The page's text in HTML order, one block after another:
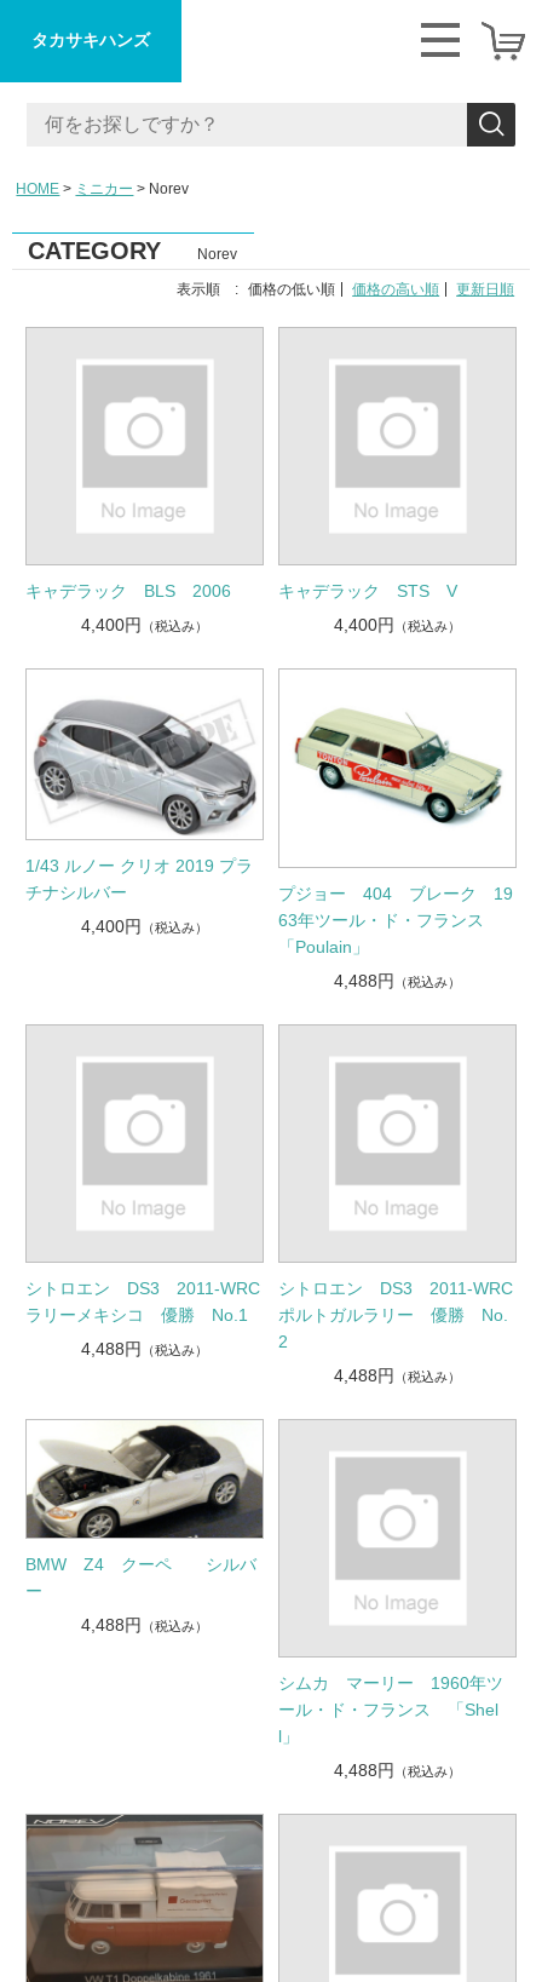
タカサキハンズ
HOME ミニカー Norev
CATEGORY Norev
表示順 : 価格の低い順 価格の高い順 更新日順
キャデラック BLS 2006
4,400円
（税込み）
キャデラック STS V
4,400円
（税込み）
1/43 ルノー クリオ 2019 プラ
チナシルバー
4,400円
（税込み）
プジョー 404 ブレーク 19
63年ツール・ド・フランス
「Poulain」
4,488円
（税込み）
シトロエン DS3 2011-WRC
ラリーメキシコ 優勝 No.1
4,488円
（税込み）
シトロエン DS3 2011-WRC
ポルトガルラリー 優勝 No.
2
4,488円
（税込み）
BMW Z4 クーペ シルバ
ー
4,488円
（税込み）
シムカ マーリー 1960年ツ
ール・ド・フランス 「Shel
l」
4,488円
（税込み）